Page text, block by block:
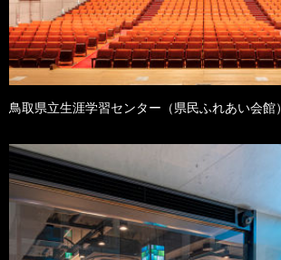
鳥取県立生涯学習センター（県民ふれあい会館）